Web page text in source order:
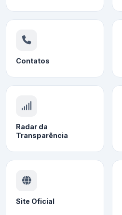
Contatos
Radar da
Transparência
Site Oficial